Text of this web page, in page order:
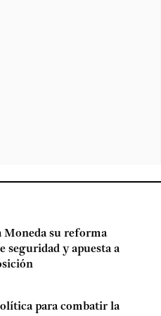
Moneda su reforma
seguridad y apuesta a
para combatir la